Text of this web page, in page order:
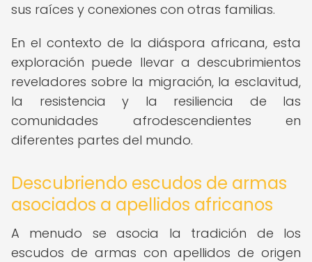
sus raíces y conexiones con otras familias.
En el contexto de la diáspora africana, esta
exploración puede llevar a descubrimientos
reveladores sobre la migración, la esclavitud,
la resistencia y la resiliencia de las
comunidades afrodescendientes en
diferentes partes del mundo.
Descubriendo escudos de armas
asociados a apellidos africanos
A menudo se asocia la tradición de los
escudos de armas con apellidos de origen